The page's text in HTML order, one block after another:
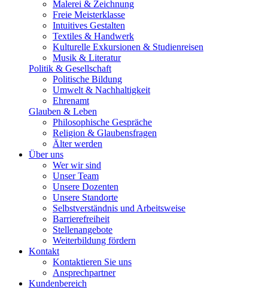
Malerei & Zeichnung
Freie Meisterklasse
Intuitives Gestalten
Textiles & Handwerk
Kulturelle Exkursionen & Studienreisen
Musik & Literatur
Politik & Gesellschaft
Politische Bildung
Umwelt & Nachhaltigkeit
Ehrenamt
Glauben & Leben
Philosophische Gespräche
Religion & Glaubensfragen
Älter werden
Über uns
Wer wir sind
Unser Team
Unsere Dozenten
Unsere Standorte
Selbstverständnis und Arbeitsweise
Barrierefreiheit
Stellenangebote
Weiterbildung fördern
Kontakt
Kontaktieren Sie uns
Ansprechpartner
Kundenbereich